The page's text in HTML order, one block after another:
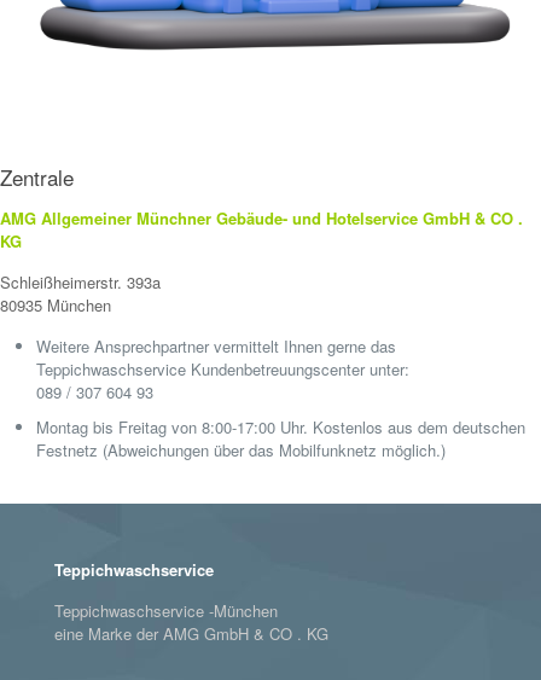
Zentrale
AMG Allgemeiner Münchner Gebäude- und Hotelservice GmbH & CO .
KG
Schleißheimerstr. 393a
80935 München
Weitere Ansprechpartner vermittelt Ihnen gerne das
Teppichwaschservice Kundenbetreuungscenter unter:
089 / 307 604 93
Montag bis Freitag von 8:00-17:00 Uhr. Kostenlos aus dem deutschen
Festnetz (Abweichungen über das Mobilfunknetz möglich.)
Teppichwaschservice
Teppichwaschservice -München
eine Marke der AMG GmbH & CO . KG